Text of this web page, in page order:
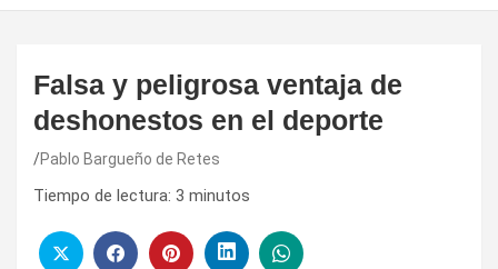
Falsa y peligrosa ventaja de
deshonestos en el deporte
Pablo Bargueño de Retes
Tiempo de lectura: 3 minutos